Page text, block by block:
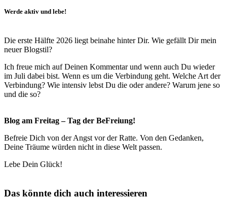
Werde aktiv und lebe!
Die erste Hälfte 2026 liegt beinahe hinter Dir. Wie gefällt Dir mein
neuer Blogstil?
Ich freue mich auf Deinen Kommentar und wenn auch Du wieder
im Juli dabei bist. Wenn es um die Verbindung geht. Welche Art der
Verbindung? Wie intensiv lebst Du die oder andere? Warum jene so
und die so?
Blog am Freitag – Tag der BeFreiung!
Befreie Dich von der Angst vor der Ratte. Von den Gedanken,
Deine Träume würden nicht in diese Welt passen.
Lebe Dein Glück!
Das könnte dich auch interessieren